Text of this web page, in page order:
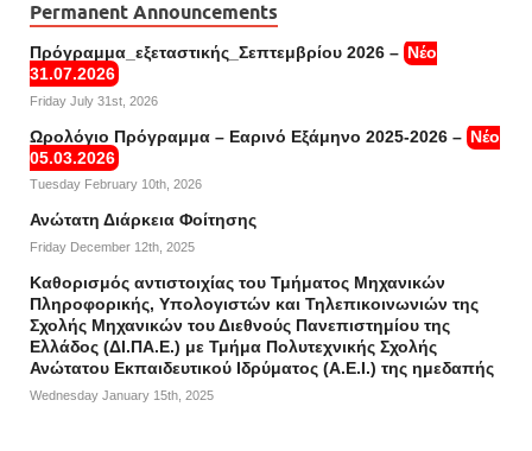
Permanent Announcements
Πρόγραμμα_εξεταστικής_Σεπτεμβρίου 2026 – Νέο
31.07.2026
Friday July 31st, 2026
Ωρολόγιο Πρόγραμμα – Εαρινό Εξάμηνο 2025-2026 – Νέο
05.03.2026
Tuesday February 10th, 2026
Ανώτατη Διάρκεια Φοίτησης
Friday December 12th, 2025
Καθορισμός αντιστοιχίας του Τμήματος Μηχανικών
Πληροφορικής, Υπολογιστών και Τηλεπικοινωνιών της
Σχολής Μηχανικών του Διεθνούς Πανεπιστημίου της
Ελλάδος (ΔΙ.ΠΑ.Ε.) με Τμήμα Πολυτεχνικής Σχολής
Ανώτατου Εκπαιδευτικού Ιδρύματος (Α.Ε.Ι.) της ημεδαπής
Wednesday January 15th, 2025